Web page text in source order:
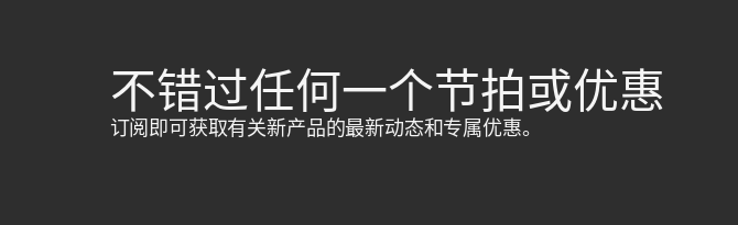
不错过任何一个节拍或优惠
订阅即可获取有关新产品的最新动态和专属优惠。